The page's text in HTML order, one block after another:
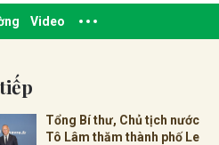
Video
Tổng Bí thư, Chủ tịch nước
Tô Lâm thăm thành phố Le